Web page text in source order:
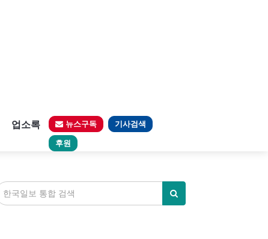
업소록 뉴스구독 기사검색
후원